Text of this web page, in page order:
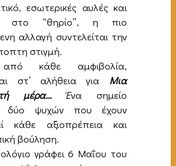
εσωτερικές αυλές και
στο “θηρίο”, η πιο
αλλαγή συντελείται την
στιγμή.
κάθε αμφιβολία,
στ’ αλήθεια για Μια
μέρα…Ένα σημείο
δύο ψυχών που έχουν
κάθε αξιοπρέπεια και
βούληση.
γράφει 6 Μαΐου του